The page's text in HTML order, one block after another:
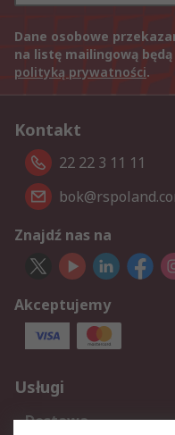
Dane osobowe
na listę mailingową
polityką prywatności.
Kontakt
22 22 3 11 11
Znajdź nas na
Akceptujemy
Usługi
Dostawa